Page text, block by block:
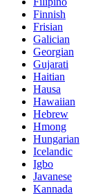
Finnish
Frisian
Galician
Georgian
Gujarati
Haitian
Hausa
Hawaiian
Hebrew
Hmong
Hungarian
Icelandic
Igbo
Javanese
Kannada